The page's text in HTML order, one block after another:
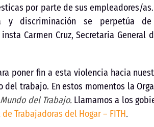
por parte de sus empleadores/as.
discriminación se perpetúa
Carmen Cruz, Secretaria General
poner fin a esta violencia hacia
trabajo. En estos momentos la
del Trabajo. Llamamos a los
Trabajadoras del Hogar – FITH.